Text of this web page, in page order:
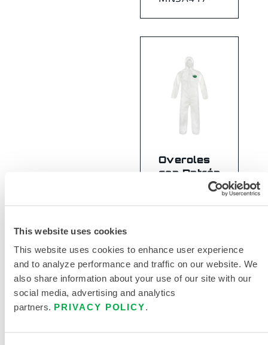
This website uses cookies
This website uses cookies to enhance user experience
and to analyze performance and traffic on our website. We
also share information about your use of our site with our
social media, advertising and analytics
partners. PRIVACY POLICY.
MNSA428
Overoles
con Patrón